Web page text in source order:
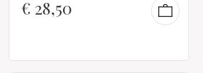
€ 28,50